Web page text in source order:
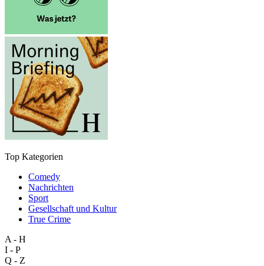
Top Kategorien
Comedy
Nachrichten
Sport
Gesellschaft und Kultur
True Crime
A - H
I - P
Q - Z